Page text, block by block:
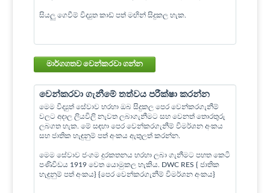
සියලු ගෙවීම් විද්‍යුත කාඩ් පත් මඟින් සිදුකල හැක.
මාර්ගගතව වෙන්කරවා ගන්න
වෙන්කරවා ගැනීමේ තත්වය පරීක්ෂා කරන්න
මෙම විද්‍යුත් සේවාව හරහා ඔබ සිදුකල පෙර වෙන්කරගැනීම්
වලට අදාල ලියවිලි නැවත ලබාගැනීමට සහ වෙනත් තොරතුරු
ලබගත හැක. මේ සඳහා පෙර වෙන්කරගැනීම් විමර්ශන අංකය
සහ ජාතික හැඳුනුම් පත් අංකය ඇතුලත් කරන්න.
මෙම සේවාව ජංගම දුරකතනය හරහා ලබා ගැනීමට පහත කෙටි
පණිවිඩය 1919 වෙත යොමුකල හැකිය. DWC RES { ජාතික
හැඳුනුම් පත් අංකය} {පෙර වෙන්කරගැනීම් විමර්ශන අංකය}